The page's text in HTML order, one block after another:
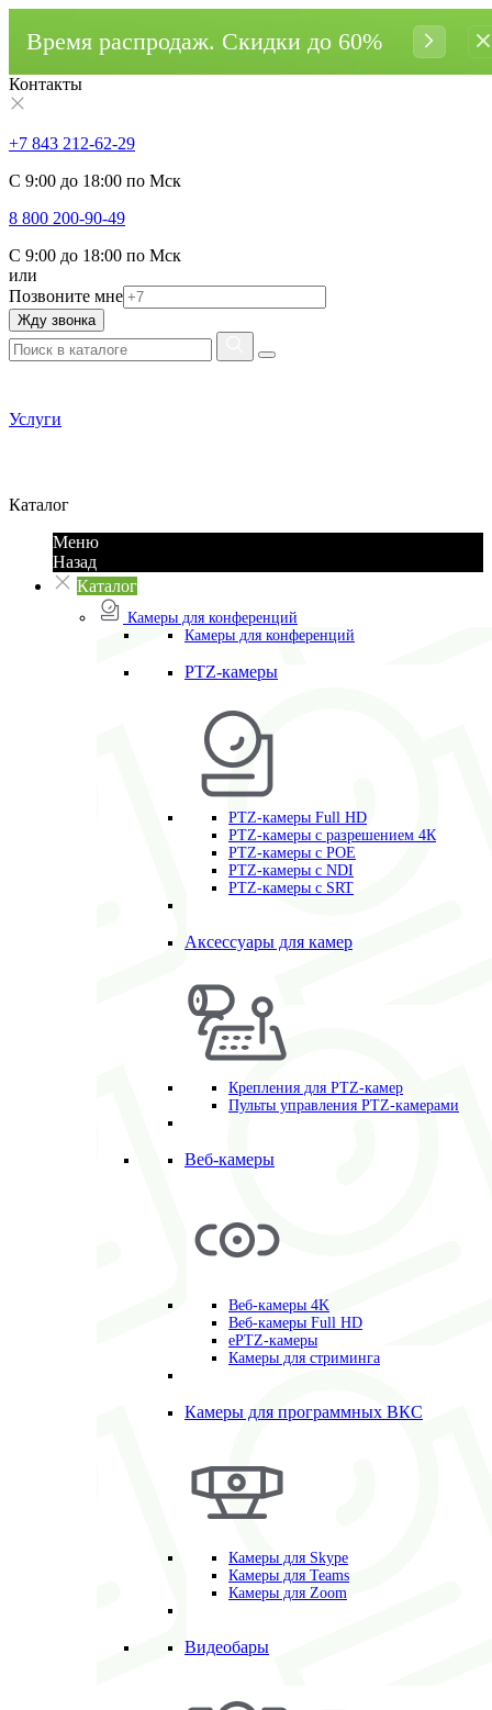
Время распродаж. Cкидки до 60%
Контакты
+7 843 212-62-29
С 9:00 до 18:00 по Мск
8 800 200-90-49
С 9:00 до 18:00 по Мск
или
Позвоните мне
Жду звонка
Услуги
Каталог
Меню
Назад
Каталог
Камеры для конференций
Камеры для конференций
PTZ-камеры
PTZ-камеры Full HD
PTZ-камеры с разрешением 4К
PTZ-камеры с POE
PTZ-камеры c NDI
PTZ-камеры с SRT
Аксессуары для камер
Крепления для PTZ-камер
Пульты управления PTZ-камерами
Веб-камеры
Веб-камеры 4K
Веб-камеры Full HD
ePTZ-камеры
Камеры для стриминга
Камеры для программных ВКС
Камеры для Skype
Камеры для Teams
Камеры для Zoom
Видеобары